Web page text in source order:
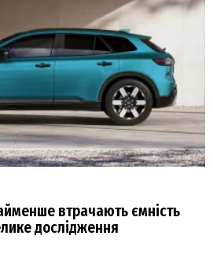
втрачають ємність
дослідження